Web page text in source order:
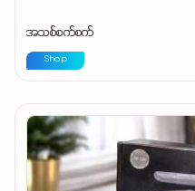
အသစ်စက်စက်
Shop